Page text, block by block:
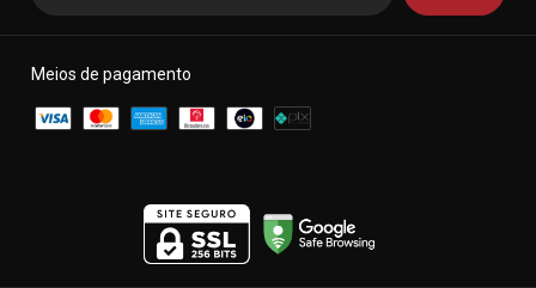
Meios de pagamento